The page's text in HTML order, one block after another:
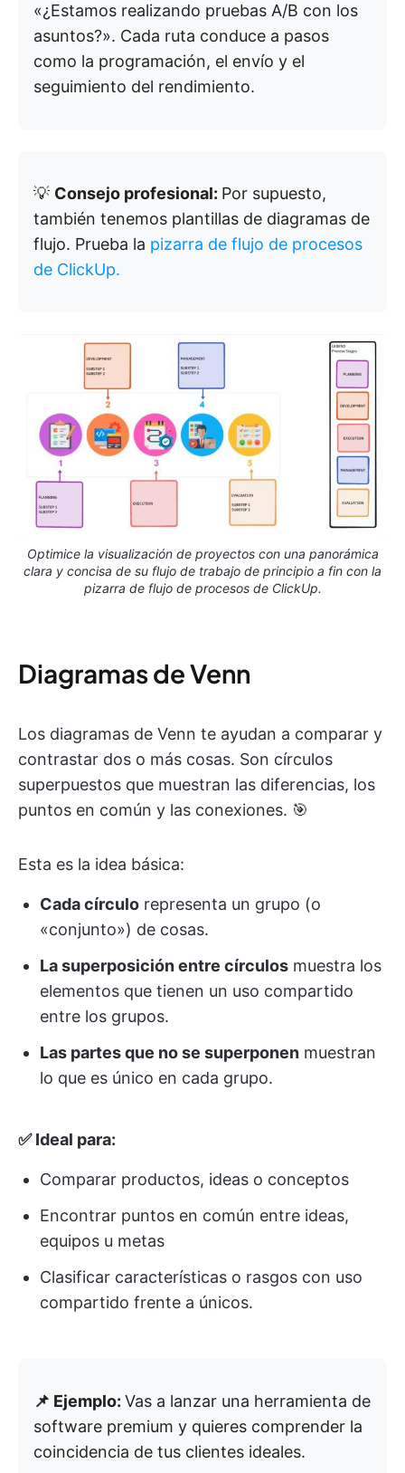
«¿Estamos realizando pruebas A/B con los
asuntos?». Cada ruta conduce a pasos
como la programación, el envío y el
seguimiento del rendimiento.
💡 Consejo profesional: Por supuesto,
también tenemos plantillas de diagramas de
flujo. Prueba la pizarra de flujo de procesos
de ClickUp.
Optimice la visualización de proyectos con una panorámica
clara y concisa de su flujo de trabajo de principio a fin con la
pizarra de flujo de procesos de ClickUp.
Diagramas de Venn
Los diagramas de Venn te ayudan a comparar y
contrastar dos o más cosas. Son círculos
superpuestos que muestran las diferencias, los
puntos en común y las conexiones. 🎯
Esta es la idea básica:
Cada círculo representa un grupo (o
«conjunto») de cosas.
La superposición entre círculos muestra los
elementos que tienen un uso compartido
entre los grupos.
Las partes que no se superponen muestran
lo que es único en cada grupo.
✅ Ideal para:
Comparar productos, ideas o conceptos
Encontrar puntos en común entre ideas,
equipos u metas
Clasificar características o rasgos con uso
compartido frente a únicos.
📌 Ejemplo: Vas a lanzar una herramienta de
software premium y quieres comprender la
coincidencia de tus clientes ideales.